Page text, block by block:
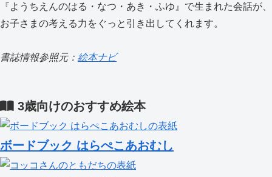
『ようちえんのはる・なつ・あき・ふゆ』で生まれた会話が、
お子さまの考える力をぐっと引き出してくれます。
書誌情報参照元： 絵本ナビ
3歳向けのおすすめ絵本
ボードブック はらぺこあおむし